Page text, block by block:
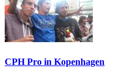
CPH Pro in Kopenhagen